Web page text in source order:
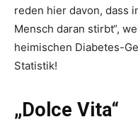
reden hier davon, dass
Mensch daran stirbt“,
heimischen Diabetes-
Statistik!
„Dolce Vita“